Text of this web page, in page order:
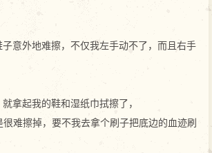
意外地难擦，不仅我左手动不了，而且右手
拿起我的鞋和湿纸巾拭擦了，
难擦掉，要不我去拿个刷子把底边的血迹刷